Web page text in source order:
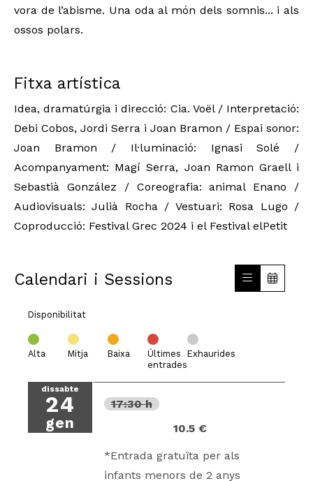
vora de l’abisme. Una oda al món dels somnis... i als
ossos polars.
Fitxa artística
Idea, dramatúrgia i direcció: Cia. Voël / Interpretació:
Debi Cobos, Jordi Serra i Joan Bramon / Espai sonor:
Joan Bramon / Il·luminació: Ignasi Solé /
Acompanyament: Magí Serra, Joan Ramon Graell i
Sebastià González / Coreografia: animal Enano /
Audiovisuals: Julià Rocha / Vestuari: Rosa Lugo /
Coproducció: Festival Grec 2024 i el Festival elPetit
Calendari i Sessions
Disponibilitat
Alta Mitja Baixa
Últimes
entrades
Exhaurides
dissabte
24
gen
17:30 h
10.5 €
*Entrada gratuïta per als
infants menors de 2 anys